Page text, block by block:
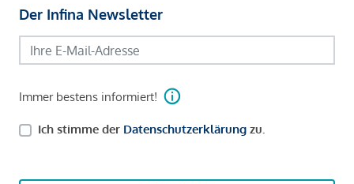
Der Infina Newsletter
Immer bestens informiert!
Ich stimme der Datenschutzerklärung zu.